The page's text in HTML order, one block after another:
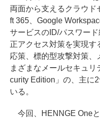
両面から支えるクラウ
ft 365、Google
サービスのID/パスワー
正アクセス対策を実現
応策、標的型攻撃対策、
まざまなメールセキュ
curity Edition」の、主に
いる。
今回、HENNGE One